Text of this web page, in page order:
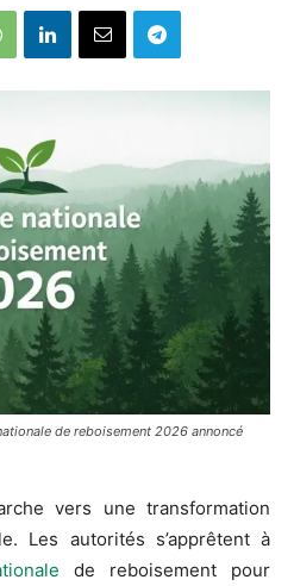
de reboisement 2026 annoncé
vers une transformation
Les autorités s’apprêtent à
de reboisement pour